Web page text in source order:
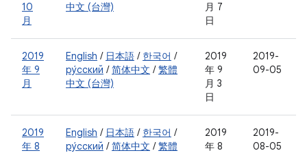
10
月
中文 (台灣)
月 7
日
2019
年 9
月
English / 日本語 / 한국어 /
ру́сский /简体中文 /繁體
中文 (台灣)
2019
年 9
月 3
日
2019-
09-05
2019
年 8
English / 日本語 / 한국어 /
ру́сский /简体中文 /繁體
2019
年 8
2019-
08-05